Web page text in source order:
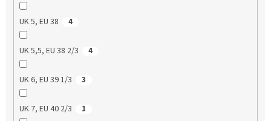
UK 5, EU 38 4
UK 5,5, EU 38 2/3 4
UK 6, EU 39 1/3 3
UK 7, EU 40 2/3 1